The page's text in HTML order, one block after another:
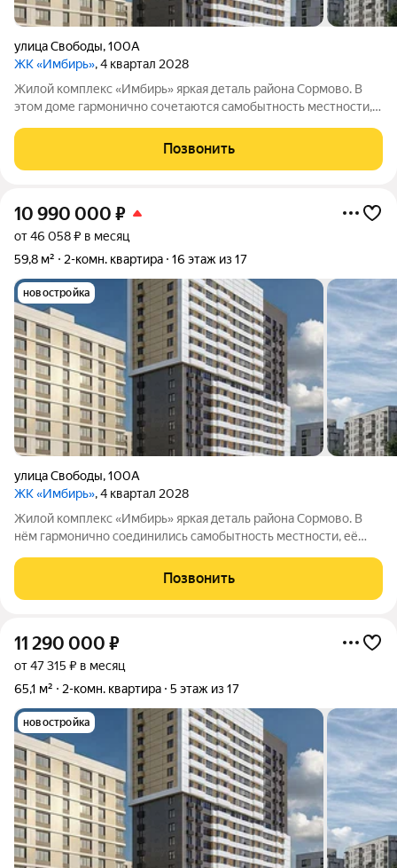
улица Свободы,100А
ЖК «Имбирь», 4 квартал 2028
Жилой комплекс «Имбирь» яркая деталь района Сормово. В
этом доме гармонично сочетаются самобытность местности,
комфорта. Всё необходимое находится в шаговой
доступности: общественный транспорт,
Позвонить
10 990 000 ₽
от 46 058 ₽ в месяц
59,8 м²
2-комн. квартира 16 этаж из 17
новостройка
улица Свободы,100А
ЖК «Имбирь», 4 квартал 2028
Жилой комплекс «Имбирь» яркая деталь района Сормово. В
нём гармонично соединились самобытность местности, её
необходимое находится поблизости: транспортная
доступность, торговые точки, образовательные
Позвонить
11 290 000 ₽
от 47 315 ₽ в месяц
65,1 м²
2-комн. квартира 5 этаж из 17
новостройка